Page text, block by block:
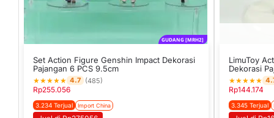
GUDANG [MRH2]
Set Action Figure Genshin Impact Dekorasi
Pajangan 6 PCS 9.5cm
★★★★★ 4.7 (485)
Rp255.056
3.234 Terjual Import China
LimuToy
Dekorasi
★★★★★
Rp144.174
3.345 Terjual